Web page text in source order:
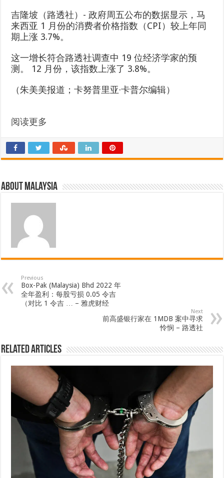
吉隆坡（路透社）- 政府周五公布的数据显示，马
来西亚 1 月份的消费者价格指数（CPI）较上年同
期上涨 3.7%。
这一增长符合路透社调查中 19 位经济学家的预
测。 12 月份，该指数上涨了 3.8%。
（朱美美报道；卡努普里亚·卡普尔编辑）
阅读更多
About Malaysia
Previous
Box-Pak (Malaysia) Bhd 2022 年
全年盈利：每股亏损 0.05 令吉
（对比 1 令吉 … – 雅虎财经
Next
前高盛银行家在 1MDB 案中寻求
怜悯 – 路透社
Related Articles